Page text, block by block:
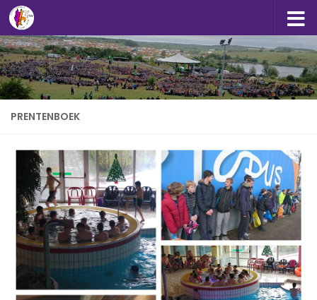
Doorgaan naar inhoud
PRENTENBOEK